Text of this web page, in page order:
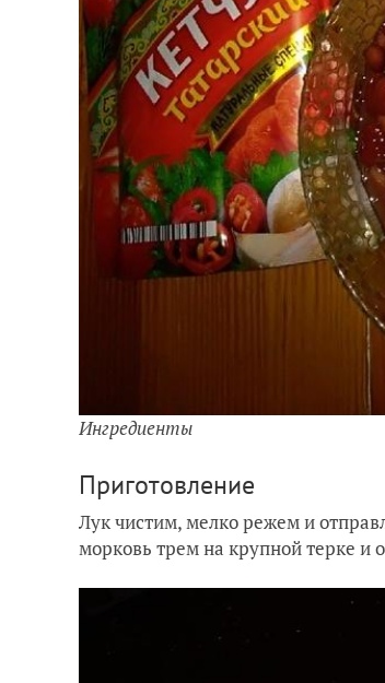
Ингредиенты
Приготовление
Лук чистим, мелко режем и
морковь трем на крупной терке и